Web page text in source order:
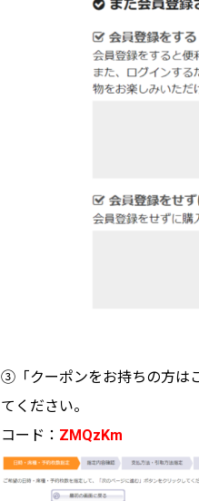
③「クーポンをお持ちの方は
てください。
コード： ZMQzKm